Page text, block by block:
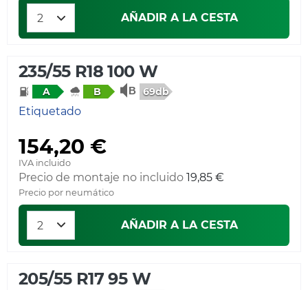
AÑADIR A LA CESTA
235/55 R18 100 W
A B 69db
Etiquetado
154,20 €
IVA incluido
Precio de montaje no incluido 19,85 €
Precio por neumático
AÑADIR A LA CESTA
205/55 R17 95 W